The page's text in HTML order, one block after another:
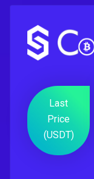
Last
Price
(USDT)